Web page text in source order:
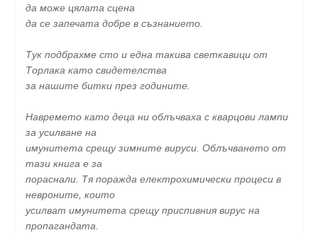
да може цялата сцена
да се запечата добре в съзнанието.
Тук подбрахме сто и една такива светкавици от
Торлака като свидетелства
за нашите битки през годините.
Навремето като деца ни облъчваха с кварцови лампи
за усилване на
имунитета срещу зимните вируси. Облъчването от
тази книга е за
пораснали. Тя поражда електрохимически процеси в
невроните, които
усилват имунитета срещу приспивния вирус на
пропагандата.